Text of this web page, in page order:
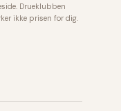
Drueklubben
ikke prisen for dig.